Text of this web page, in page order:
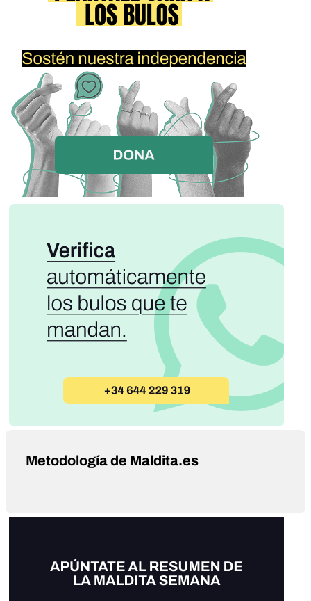
Metodología de Maldita.es